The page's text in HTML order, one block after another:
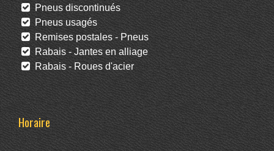
Pneus discontinués
Pneus usagés
Remises postales - Pneus
Rabais - Jantes en alliage
Rabais - Roues d'acier
Horaire